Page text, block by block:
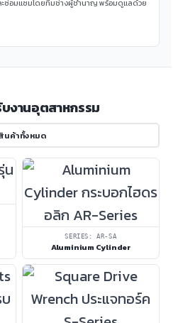
ะซ่อมแซมโดยทีมช่างผู้ชำนาญ พร้อมดูแลด้วย
งานอุตสาหกรรม
นค้าทั้งหมด
SERIES: AR-SA
Aluminium Cylinder